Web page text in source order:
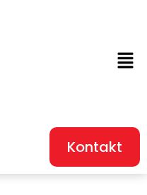
Kontakt